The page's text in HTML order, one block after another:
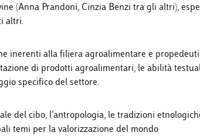
(Anna Prandoni, Cinzia Benzi tra gli altri),
altri.
inerenti alla filiera agroalimentare e
di prodotti agroalimentari, le abilità
specifico del settore.
del cibo, l’antropologia, le tradizioni
temi per la valorizzazione del mondo